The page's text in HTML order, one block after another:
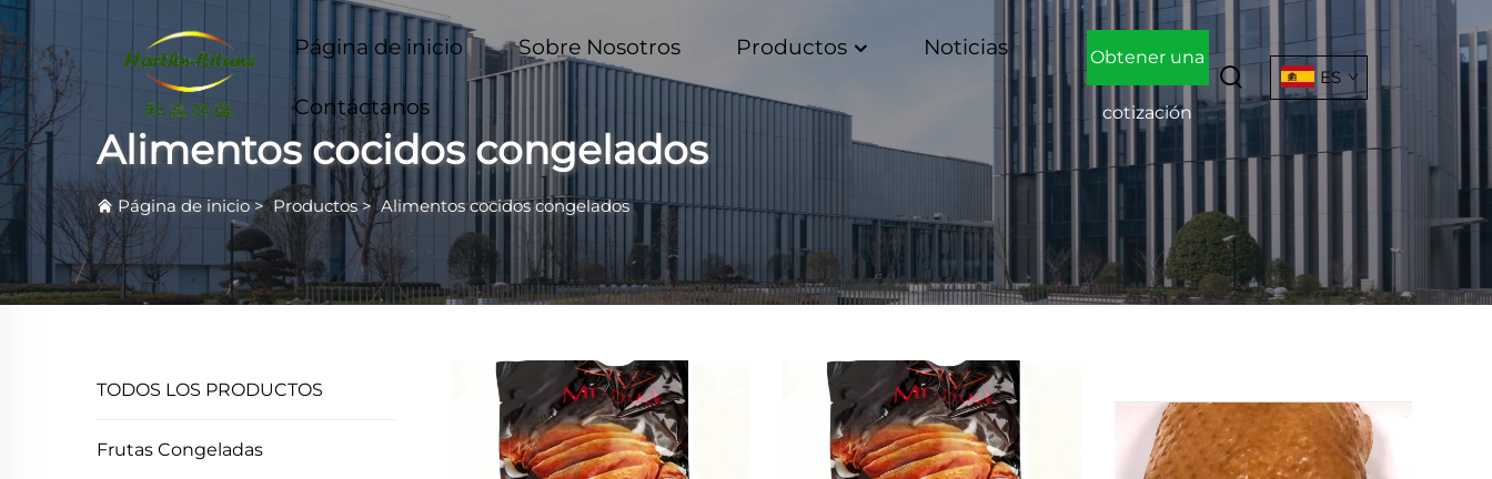
Página de inicio Sobre Nosotros Productos Noticias
Contáctanos
Obtener una
cotización
ES
Alimentos cocidos congelados
Página de inicio>Productos>Alimentos cocidos congelados
TODOS LOS PRODUCTOS
Frutas Congeladas